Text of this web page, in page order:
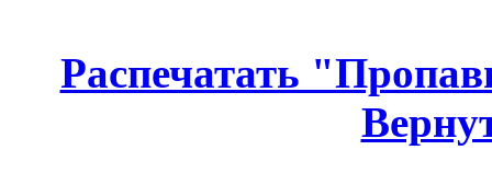
Распечатать